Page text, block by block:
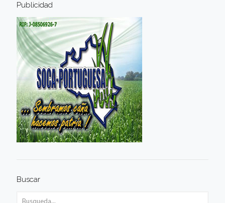
Publicidad
Buscar